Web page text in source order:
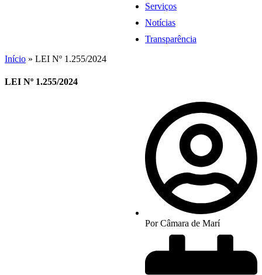
Serviços
Notícias
Transparência
Início » LEI Nº 1.255/2024
LEI Nº 1.255/2024
PorCâmara de Marí